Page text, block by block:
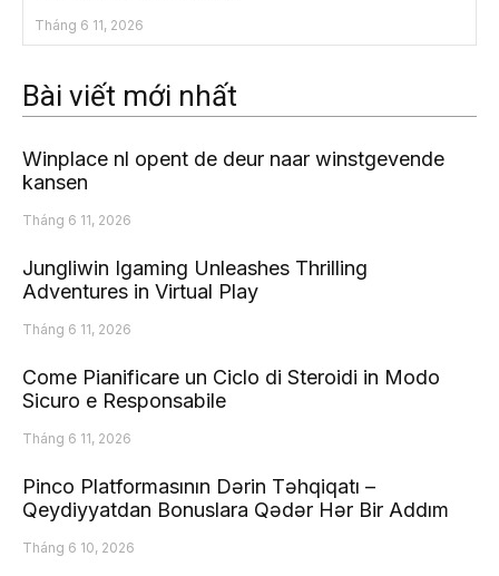
Tháng 6 11, 2026
Bài viết mới nhất
Winplace nl opent de deur naar winstgevende
kansen
Tháng 6 11, 2026
Jungliwin Igaming Unleashes Thrilling
Adventures in Virtual Play
Tháng 6 11, 2026
Come Pianificare un Ciclo di Steroidi in Modo
Sicuro e Responsabile
Tháng 6 11, 2026
Pinco Platformasının Dərin Təhqiqatı –
Qeydiyyatdan Bonuslara Qədər Hər Bir Addım
Tháng 6 10, 2026